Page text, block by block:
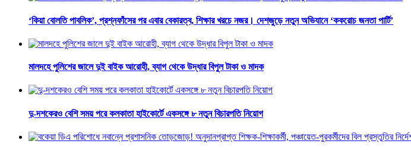
‘কিয়া বোলতি পাবলিক’, প্রশ্নফাঁসের পর এবার বেকারত্ব, শিক্ষার খরচে নজর। দেশজুড়ে নতুন অভিযানে ‘ককরোচ জনতা পার্টি’
মালদহে পুলিশের জালে দুই বাইক আরোহী, ব্যাগ থেকে উদ্ধার বিপুল টাকা ও মাদক
দু-দশকেরও বেশি সময় পরে কলকাতা হাইকোর্টে একসঙ্গে ৮ নতুন বিচারপতি নিয়োগ